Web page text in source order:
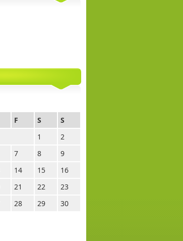
F S
S
1
2
7 8
9
14 15
16
21 22
23
28 29 30